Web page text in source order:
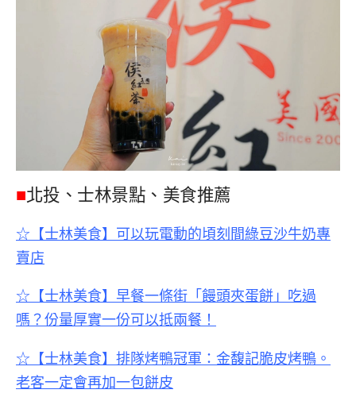
■北投、士林景點、美食推薦
☆【士林美食】可以玩電動的頃刻間綠豆沙牛奶專
賣店
☆【士林美食】早餐一條街「饅頭夾蛋餅」吃過
嗎？份量厚實一份可以抵兩餐！
☆【士林美食】排隊烤鴨冠軍：金馥記脆皮烤鴨。
老客一定會再加一包餅皮